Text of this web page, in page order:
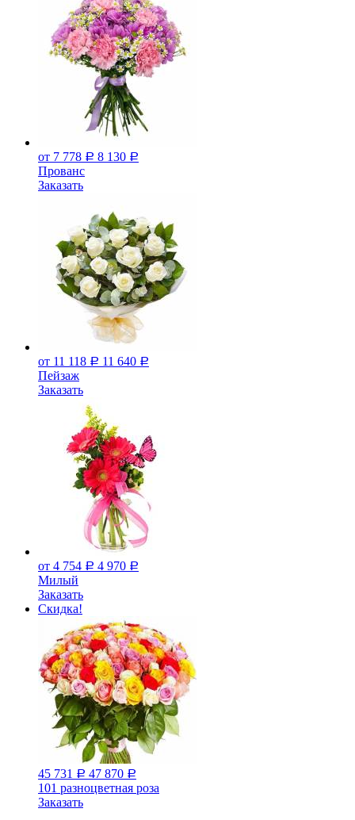
от 7 778 Р 8 130 Р
Прованс
Заказать
от 11 118 Р 11 640 Р
Пейзаж
Заказать
от 4 754 Р 4 970 Р
Милый
Заказать
Скидка!
45 731 Р 47 870 Р
101 разноцветная роза
Заказать